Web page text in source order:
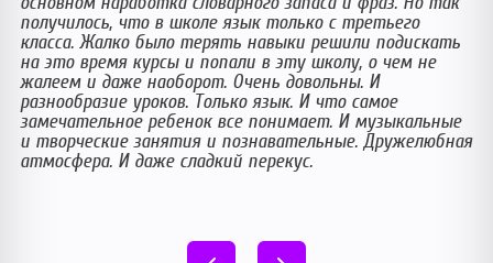
что в школе язык только с третьего
Жалко было терять навыки решили подискать
это время курсы и попали в эту школу, о чем не
и даже наоборот. Очень довольны. И
уроков. Только язык. И что самое
ребенок все понимает. И музыкальные
творческие занятия и познавательные. Дружелюбная
И даже сладкий перекус.